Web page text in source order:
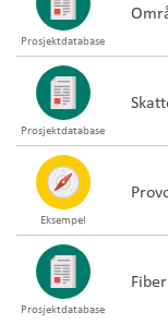
Prosjektdatabase
Prosjektdatabase
Eksempel
Prosjektdatabase